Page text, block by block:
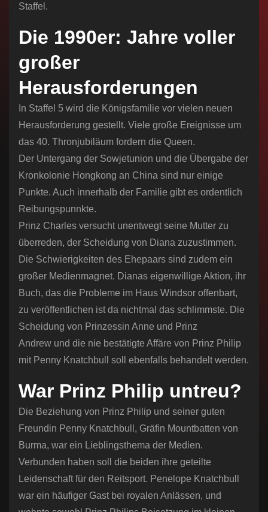
Staffel.
Die 1990er: Jahre voller
großer
Herausforderungen
In Staffel 5 wird die Königsfamilie vor vielen neuen
Herausforderung gestellt. Viele große Ereignisse um
das 40. Thronjubiläum fordern die Queen.
Der Untergang der Sowjetunion und die Übergabe der
Kronkolonie Hongkong an China sind nur einige
Punkte. Auch innerhalb der Familie gibt es ordentlich
Reibungspunnkte.
Prinz Charles versucht unentwegt seine Mutter zu
überreden, der Scheidung von Diana zuzustimmen.
Die Schwierigkeiten des Ehepaars sind zudem ein
großer Medienmagnet. Dianas eigenwillige Aktion, ihr
Buch, das die Probleme im Haus Windsor offenbart,
zu veröffentlichen ist da nichtmal das schlimmste. Die
Scheidung von Prinzessin Anne und Prinz
Andrew und die nie bestätigte Affäre von Prinz Philip
mit Penny Knatchbull soll ebenfalls behandelt werden.
War Prinz Philip untreu?
Die Beziehung von Prinz Philip und seiner guten
Freundin Penny Knatchbull, Gräfin Mountbatten von
Burma, war ein Lieblingsthema der Medien.
Verbunden haben soll die beiden ihre geteilte
Leidenschaft für den Reitsport. Penelope Knatchbull
war ein häufiger Gast bei royalen Anlässen, und